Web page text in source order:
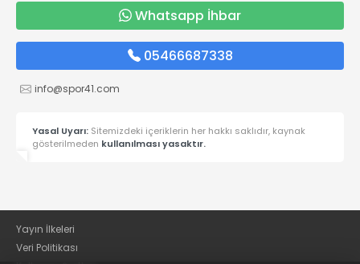
Whatsapp İhbar
05466687338
info@spor41.com
Yasal Uyarı: Sitemizdeki içeriklerin her hakkı saklıdır, kaynak
gösterilmeden kullanılması yasaktır.
Yayın İlkeleri
Veri Politikası